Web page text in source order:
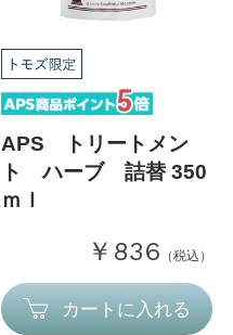
APS トリートメン
ト ハーブ 詰替 350
ｍｌ
￥836 （税込）
カートに入れる